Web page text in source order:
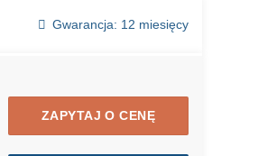
Gwarancja: 12 miesięcy
ZAPYTAJ O CENĘ